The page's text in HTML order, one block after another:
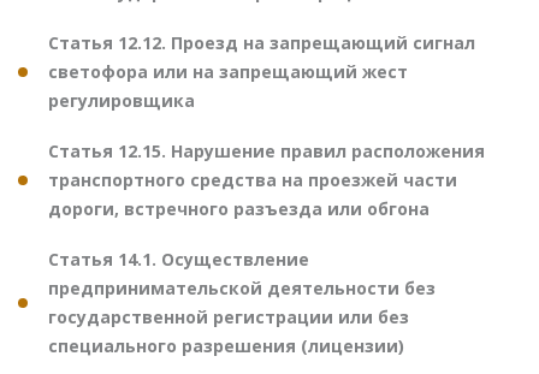
Статья 12.12. Проезд на запрещающий сигнал
светофора или на запрещающий жест
регулировщика
Статья 12.15. Нарушение правил расположения
транспортного средства на проезжей части
дороги, встречного разъезда или обгона
Статья 14.1. Осуществление
предпринимательской деятельности без
государственной регистрации или без
специального разрешения (лицензии)